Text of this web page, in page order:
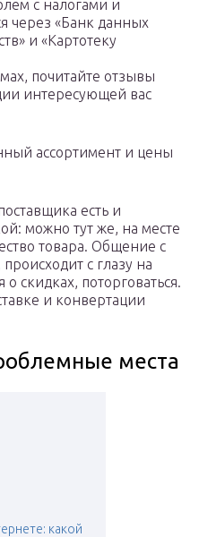
с налогами и
через «Банк данных
и «Картотеку
почитайте отзывы
интересующей вас
ассортимент и цены
есть и
можно тут же, на месте
товара. Общение с
с глазу на
скидках, поторговаться.
и конвертации
места
какой